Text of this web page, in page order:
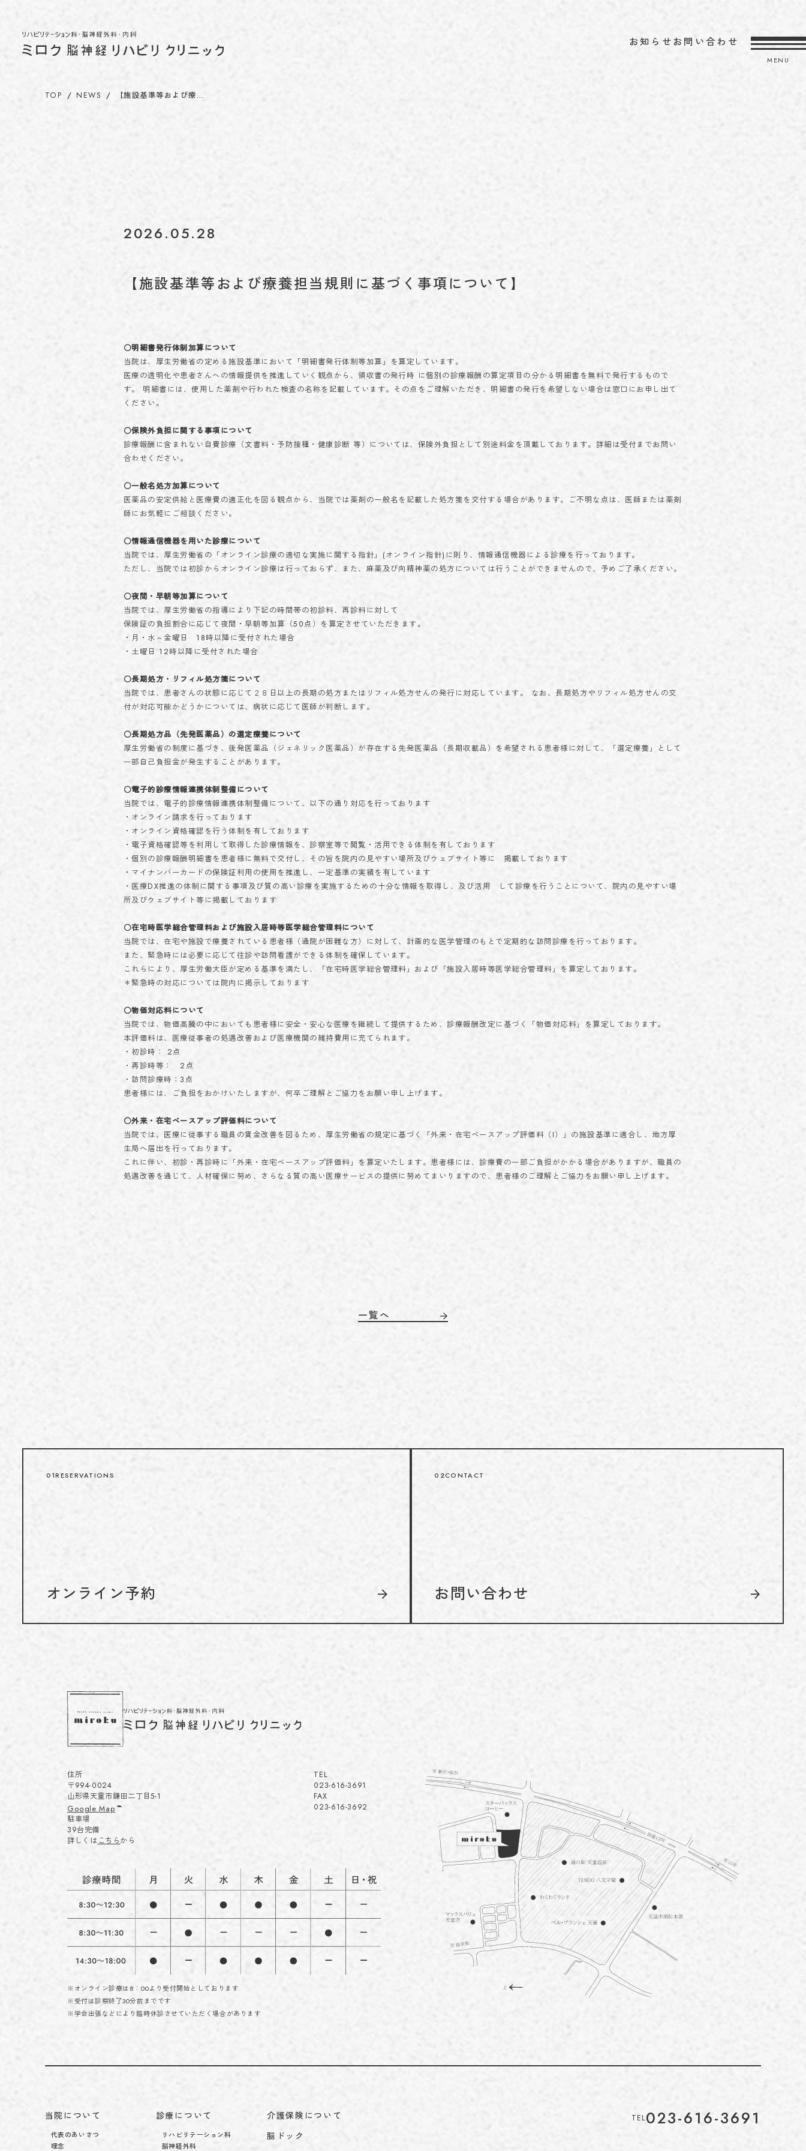
お知らせお問い合わせ
MENU
学術実績 ACHIEVEMENTS
023-616-3691
プライバシーポリシー © 2023 miroku.
TOP NEWS 【施設基準等および療…
2026.05.28
【施設基準等および療養担当規則に基づく事項について】
○明細書発行体制加算について
当院は、厚生労働省の定める施設基準において「明細書発行体制等加算」を算定しています。
医療の透明化や患者さんへの情報提供を推進していく観点から、領収書の発行時 に個別の診療報酬の算定項目の分かる明細書を無料で発行するもので
す。 明細書には、使用した薬剤や行われた検査の名称を記載しています。その点をご理解いただき、明細書の発行を希望しない場合は窓口にお申し出て
ください。
○保険外負担に関する事項について
診療報酬に含まれない自費診療（文書料・予防接種・健康診断 等）については、保険外負担として別途料金を頂戴しております。詳細は受付までお問い
合わせください。
○一般名処方加算について
医薬品の安定供給と医療費の適正化を図る観点から、当院では薬剤の一般名を記載した処方箋を交付する場合があります。ご不明な点は、医師または薬剤
師にお気軽にご相談ください。
○情報通信機器を用いた診療について
当院では、厚生労働省の「オンライン診療の適切な実施に関する指針」(オンライン指針)に則り、情報通信機器による診療を行っております。
ただし、当院では初診からオンライン診療は行っておらず、また、麻薬及び向精神薬の処方については行うことができませんので、予めご了承ください。
○夜間・早朝等加算について
当院では、厚生労働省の指導により下記の時間帯の初診料、再診料に対して
保険証の負担割合に応じて夜間・早朝等加算（50点）を算定させていただきます。
・月・水～金曜日 18時以降に受付された場合
・土曜日 12時以降に受付された場合
○長期処方・リフィル処方箋について
当院では、患者さんの状態に応じて２８日以上の長期の処方またはリフィル処方せんの発行に対応しています。 なお、長期処方やリフィル処方せんの交
付が対応可能かどうかについては、病状に応じて医師が判断します。
○長期処方品（先発医薬品）の選定療養について
厚生労働省の制度に基づき、後発医薬品（ジェネリック医薬品）が存在する先発医薬品（長期収載品）を希望される患者様に対して、「選定療養」として
一部自己負担金が発生することがあります。
○電子的診療情報連携体制整備について
当院では、電子的診療情報連携体制整備について、以下の通り対応を行っております
・オンライン請求を行っております
・オンライン資格確認を行う体制を有しております
・電子資格確認等を利用して取得した診療情報を、診察室等で閲覧・活用できる体制を有しております
・個別の診療報酬明細書を患者様に無料で交付し、その旨を院内の見やすい場所及びウェブサイト等に 掲載しております
・マイナンバーカードの保険証利用の使用を推進し、一定基準の実績を有しています
・医療DX推進の体制に関する事項及び質の高い診療を実施するための十分な情報を取得し、及び活用 して診療を行うことについて、院内の見やすい場
所及びウェブサイト等に掲載しております
○在宅時医学総合管理料および施設入居時等医学総合管理料について
当院では、在宅や施設で療養されている患者様（通院が困難な方）に対して、計画的な医学管理のもとで定期的な訪問診療を行っております。
また、緊急時には必要に応じて往診や訪問看護ができる体制を確保しています。
これらにより、厚生労働大臣が定める基準を満たし、「在宅時医学総合管理料」および「施設入居時等医学総合管理料」を算定しております。
＊緊急時の対応については院内に掲示しております
○物価対応料について
当院では、物価高騰の中においても患者様に安全・安心な医療を継続して提供するため、診療報酬改定に基づく「物価対応料」を算定しております。
本評価料は、医療従事者の処遇改善および医療機関の維持費用に充てられます。
・初診時： 2点
・再診時等： 2点
・訪問診療時：3点
患者様には、ご負担をおかけいたしますが、何卒ご理解とご協力をお願い申し上げます。
○外来・在宅ベースアップ評価料について
当院では、医療に従事する職員の賃金改善を図るため、厚生労働省の規定に基づく「外来・在宅ベースアップ評価料（I）」の施設基準に適合し、地方厚
生局へ届出を行っております。
これに伴い、初診・再診時に「外来・在宅ベースアップ評価料」を算定いたします。患者様には、診療費の一部ご負担がかかる場合がありますが、職員の
処遇改善を通じて、人材確保に努め、さらなる質の高い医療サービスの提供に努めてまいりますので、患者様のご理解とご協力をお願い申し上げます。
一覧へ
01RESERVATIONS
オンライン予約
02CONTACT
お問い合わせ
住所
〒994-0024
山形県天童市鎌田二丁目5-1
Google Map
駐車場
39台完備
詳しくは こちらから
TEL
023-616-3691
FAX
023-616-3692
※オンライン診療は8：00より受付開始としております
※受付は診察終了30分前までです
※学会出張などにより臨時休診させていただく場合があります
当院について
代表のあいさつ
理念
診療について
リハビリテーション科
脳神経外科
介護保険について
脳ドック
TEL023-616-3691